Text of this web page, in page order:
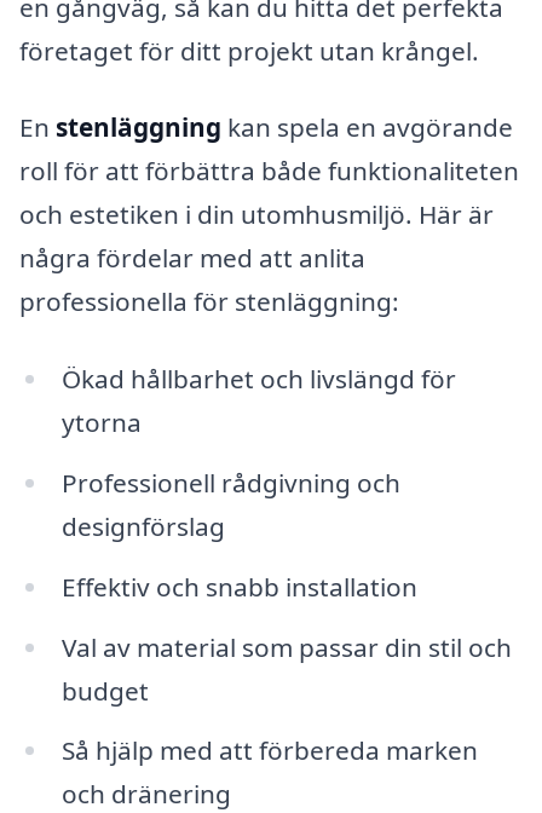
företaget för ditt projekt utan krångel.
En stenläggning kan spela en avgörande
roll för att förbättra både funktionaliteten
och estetiken i din utomhusmiljö. Här är
några fördelar med att anlita
professionella för stenläggning:
Ökad hållbarhet och livslängd för
ytorna
Professionell rådgivning och
designförslag
Effektiv och snabb installation
Val av material som passar din stil och
budget
Så hjälp med att förbereda marken
och dränering